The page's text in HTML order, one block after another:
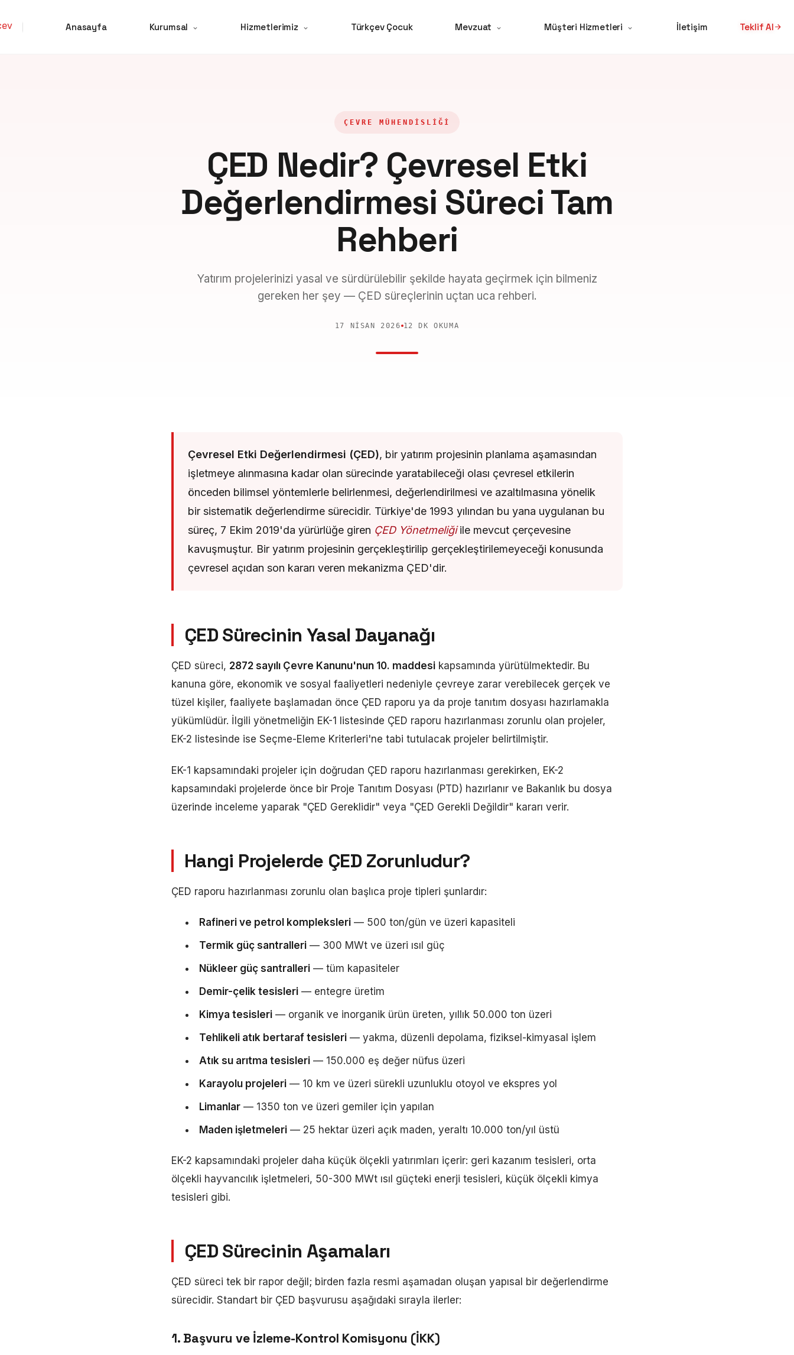
Anasayfa Kurumsal Hizmetlerimiz Türkçev Çocuk Mevzuat Müşteri Hizmetleri İletişim Teklif Al
ÇEVRE MÜHENDISLIĞI
ÇED Nedir? Çevresel Etki
Değerlendirmesi Süreci Tam
Rehberi
Yatırım projelerinizi yasal ve sürdürülebilir şekilde hayata geçirmek için bilmeniz
gereken her şey — ÇED süreçlerinin uçtan uca rehberi.
17 NISAN 2026 12 DK OKUMA
Çevresel Etki Değerlendirmesi (ÇED), bir yatırım projesinin planlama aşamasından
işletmeye alınmasına kadar olan sürecinde yaratabileceği olası çevresel etkilerin
önceden bilimsel yöntemlerle belirlenmesi, değerlendirilmesi ve azaltılmasına yönelik
bir sistematik değerlendirme sürecidir. Türkiye'de 1993 yılından bu yana uygulanan bu
süreç, 7 Ekim 2019'da yürürlüğe giren ÇED Yönetmeliğiile mevcut çerçevesine
kavuşmuştur. Bir yatırım projesinin gerçekleştirilip gerçekleştirilemeyeceği konusunda
çevresel açıdan son kararı veren mekanizma ÇED'dir.
ÇED Sürecinin Yasal Dayanağı
ÇED süreci, 2872 sayılı Çevre Kanunu'nun 10. maddesi kapsamında yürütülmektedir. Bu
kanuna göre, ekonomik ve sosyal faaliyetleri nedeniyle çevreye zarar verebilecek gerçek ve
tüzel kişiler, faaliyete başlamadan önce ÇED raporu ya da proje tanıtım dosyası hazırlamakla
yükümlüdür. İlgili yönetmeliğin EK-1 listesinde ÇED raporu hazırlanması zorunlu olan projeler,
EK-2 listesinde ise Seçme-Eleme Kriterleri'ne tabi tutulacak projeler belirtilmiştir.
EK-1 kapsamındaki projeler için doğrudan ÇED raporu hazırlanması gerekirken, EK-2
kapsamındaki projelerde önce bir Proje Tanıtım Dosyası (PTD) hazırlanır ve Bakanlık bu dosya
üzerinde inceleme yaparak "ÇED Gereklidir" veya "ÇED Gerekli Değildir" kararı verir.
Hangi Projelerde ÇED Zorunludur?
ÇED raporu hazırlanması zorunlu olan başlıca proje tipleri şunlardır:
Rafineri ve petrol kompleksleri — 500 ton/gün ve üzeri kapasiteli
Termik güç santralleri — 300 MWt ve üzeri ısıl güç
Nükleer güç santralleri — tüm kapasiteler
Demir-çelik tesisleri — entegre üretim
Kimya tesisleri — organik ve inorganik ürün üreten, yıllık 50.000 ton üzeri
Tehlikeli atık bertaraf tesisleri — yakma, düzenli depolama, fiziksel-kimyasal işlem
Atık su arıtma tesisleri — 150.000 eş değer nüfus üzeri
Karayolu projeleri — 10 km ve üzeri sürekli uzunluklu otoyol ve ekspres yol
Limanlar — 1350 ton ve üzeri gemiler için yapılan
Maden işletmeleri — 25 hektar üzeri açık maden, yeraltı 10.000 ton/yıl üstü
EK-2 kapsamındaki projeler daha küçük ölçekli yatırımları içerir: geri kazanım tesisleri, orta
ölçekli hayvancılık işletmeleri, 50-300 MWt ısıl güçteki enerji tesisleri, küçük ölçekli kimya
tesisleri gibi.
ÇED Sürecinin Aşamaları
ÇED süreci tek bir rapor değil; birden fazla resmi aşamadan oluşan yapısal bir değerlendirme
sürecidir. Standart bir ÇED başvurusu aşağıdaki sırayla ilerler:
1. Başvuru ve İzleme-Kontrol Komisyonu (İKK)